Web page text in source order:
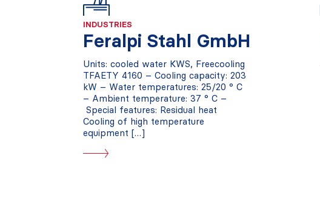
INDUSTRIES
Feralpi Stahl GmbH
Units: cooled water KWS, Freecooling
TFAETY 4160 – Cooling capacity: 203
kW – Water temperatures: 25/20 ° C
– Ambient temperature: 37 ° C –
Special features: Residual heat
Cooling of high temperature
equipment […]